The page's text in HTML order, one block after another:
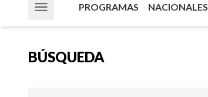
PROGRAMAS NACIONALES
BÚSQUEDA